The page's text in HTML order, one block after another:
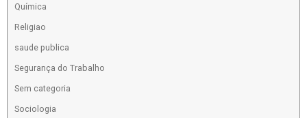
Química
Religiao
saude publica
Segurança do Trabalho
Sem categoria
Sociologia